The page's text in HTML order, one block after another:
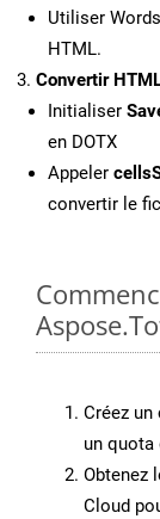
Utiliser
HTML.
Convertir
Initialiser
en DOTX
Appeler
convertir le
Créez
un quota
Obtenez
Cloud